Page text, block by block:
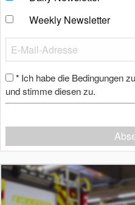
Weekly Newsletter
* Ich habe die Bedingungen
und stimme diesen zu.